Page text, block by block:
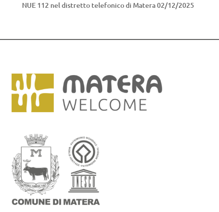
NUE 112 nel distretto telefonico di Matera02/12/2025